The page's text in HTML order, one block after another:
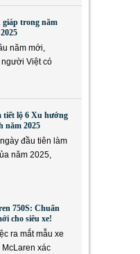
giáp trong năm
năm mới,
Việt có
tiết lộ 6 Xu hướng
năm 2025
đầu tiên làm
năm 2025,
750S: Chuẩn
cho siêu xe!
ra mắt mẫu xe
McLaren xác